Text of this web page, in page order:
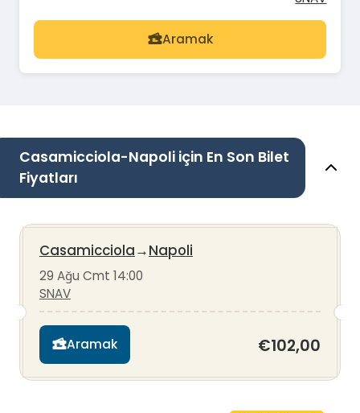
Aramak
Casamicciola-Napoli için En Son Bilet
Fiyatları
Casamicciola→Napoli
29 Ağu Cmt 14:00
SNAV
Aramak €102,00